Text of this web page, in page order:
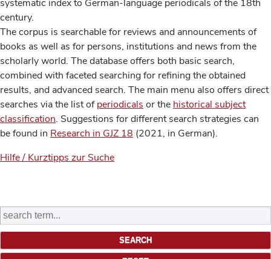
systematic index to German-language periodicals of the 18th
century.
The corpus is searchable for reviews and announcements of
books as well as for persons, institutions and news from the
scholarly world. The database offers both basic search,
combined with faceted searching for refining the obtained
results, and advanced search. The main menu also offers direct
searches via the list ofperiodicals or the historical subject
classification. Suggestions for different search strategies can
be found in Research in GJZ 18 (2021, in German).
Hilfe / Kurztipps zur Suche